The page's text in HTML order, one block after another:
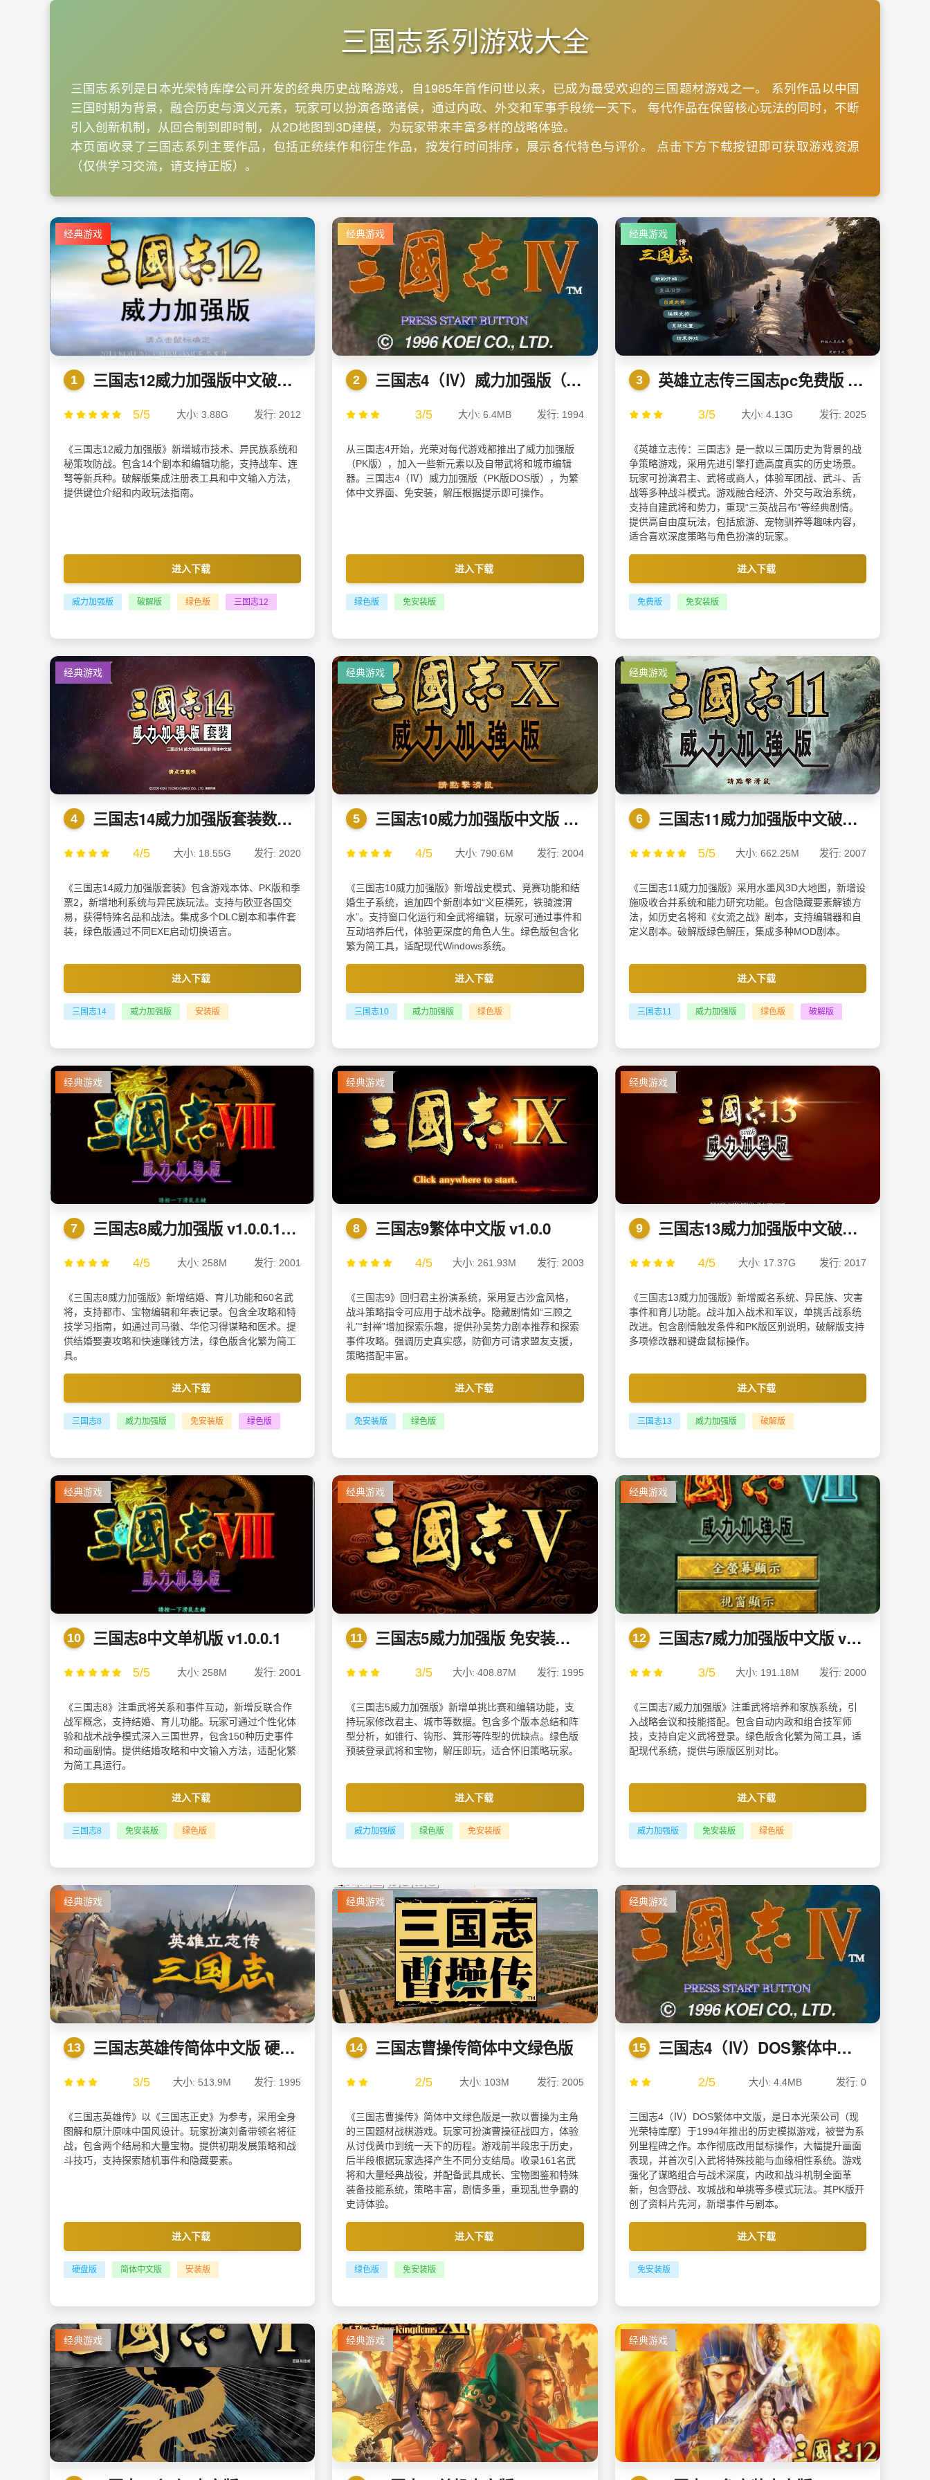
三国志系列游戏大全
三国志系列是日本光荣特库摩公司开发的经典历史战略游戏，自1985年首作问世以来，已成为最受欢迎的三国题材游戏之一。 系列作品以中国
三国时期为背景，融合历史与演义元素，玩家可以扮演各路诸侯，通过内政、外交和军事手段统一天下。 每代作品在保留核心玩法的同时，不断
引入创新机制，从回合制到即时制，从2D地图到3D建模，为玩家带来丰富多样的战略体验。
本页面收录了三国志系列主要作品，包括正统续作和衍生作品，按发行时间排序，展示各代特色与评价。 点击下方下载按钮即可获取游戏资源
（仅供学习交流，请支持正版）。
经典游戏
1 三国志12威力加强版中文破解版 v6.0绿色版
5/5 大小: 3.88G 发行: 2012
《三国志12威力加强版》新增城市技术、异民族系统和
秘策攻防战。包含14个剧本和编辑功能，支持战车、连
弩等新兵种。破解版集成注册表工具和中文输入方法，
提供键位介绍和内政玩法指南。
进入下载
威力加强版 破解版 绿色版 三国志12
经典游戏
2 三国志4（Ⅳ）威力加强版（PK版DOS版）
3/5 大小: 6.4MB 发行: 1994
从三国志4开始，光荣对每代游戏都推出了威力加强版
（PK版），加入一些新元素以及自带武将和城市编辑
器。三国志4（Ⅳ）威力加强版（PK版DOS版），为繁
体中文界面、免安装，解压根据提示即可操作。
进入下载
绿色版 免安装版
经典游戏
3 英雄立志传三国志pc免费版 v0.59.27
3/5 大小: 4.13G 发行: 2025
《英雄立志传：三国志》是一款以三国历史为背景的战
争策略游戏，采用先进引擎打造高度真实的历史场景。
玩家可扮演君主、武将或商人，体验军团战、武斗、舌
战等多种战斗模式。游戏融合经济、外交与政治系统，
支持自建武将和势力，重现“三英战吕布”等经典剧情。
提供高自由度玩法，包括旅游、宠物驯养等趣味内容，
适合喜欢深度策略与角色扮演的玩家。
进入下载
免费版 免安装版
经典游戏
4 三国志14威力加强版套装数字豪华版 v1.0.10.0绿色版
4/5 大小: 18.55G 发行: 2020
《三国志14威力加强版套装》包含游戏本体、PK版和季
票2，新增地利系统与异民族玩法。支持与欧亚各国交
易，获得特殊名品和战法。集成多个DLC剧本和事件套
装，绿色版通过不同EXE启动切换语言。
进入下载
三国志14 威力加强版 安装版
经典游戏
5 三国志10威力加强版中文版 v1.3.0.0绿色版
4/5 大小: 790.6M 发行: 2004
《三国志10威力加强版》新增战史模式、竞赛功能和结
婚生子系统，追加四个新剧本如“义臣横死，铁骑渡渭
水”。支持窗口化运行和全武将编辑，玩家可通过事件和
互动培养后代，体验更深度的角色人生。绿色版包含化
繁为简工具，适配现代Windows系统。
进入下载
三国志10 威力加强版 绿色版
经典游戏
6 三国志11威力加强版中文破解版 v1.1.0.0绿色版
5/5 大小: 662.25M 发行: 2007
《三国志11威力加强版》采用水墨风3D大地图，新增设
施吸收合并系统和能力研究功能。包含隐藏要素解锁方
法，如历史名将和《女流之战》剧本，支持编辑器和自
定义剧本。破解版绿色解压，集成多种MOD剧本。
进入下载
三国志11 威力加强版 绿色版 破解版
经典游戏
7 三国志8威力加强版 v1.0.0.1免安装绿色版
4/5 大小: 258M 发行: 2001
《三国志8威力加强版》新增结婚、育儿功能和60名武
将，支持都市、宝物编辑和年表记录。包含全攻略和特
技学习指南，如通过司马徽、华佗习得谋略和医术。提
供结婚娶妻攻略和快速赚钱方法，绿色版含化繁为简工
具。
进入下载
三国志8 威力加强版 免安装版 绿色版
经典游戏
8 三国志9繁体中文版 v1.0.0
4/5 大小: 261.93M 发行: 2003
《三国志9》回归君主扮演系统，采用复古沙盒风格，
战斗策略指令可应用于战术战争。隐藏剧情如“三顾之
礼”“封禅”增加探索乐趣，提供孙吴势力剧本推荐和探索
事件攻略。强调历史真实感，防御方可请求盟友支援，
策略搭配丰富。
进入下载
免安装版 绿色版
经典游戏
9 三国志13威力加强版中文破解版 v1.0.4.0
4/5 大小: 17.37G 发行: 2017
《三国志13威力加强版》新增威名系统、异民族、灾害
事件和育儿功能。战斗加入战术和军议，单挑舌战系统
改进。包含剧情触发条件和PK版区别说明，破解版支持
多项修改器和键盘鼠标操作。
进入下载
三国志13 威力加强版 破解版
经典游戏
10 三国志8中文单机版 v1.0.0.1
5/5 大小: 258M 发行: 2001
《三国志8》注重武将关系和事件互动，新增反联合作
战军概念，支持结婚、育儿功能。玩家可通过个性化体
验和战术战争模式深入三国世界，包含150种历史事件
和动画剧情。提供结婚攻略和中文输入方法，适配化繁
为简工具运行。
进入下载
三国志8 免安装版 绿色版
经典游戏
11 三国志5威力加强版 免安装绿色版
3/5 大小: 408.87M 发行: 1995
《三国志5威力加强版》新增单挑比赛和编辑功能，支
持玩家修改君主、城市等数据。包含多个版本总结和阵
型分析，如锥行、钩形、箕形等阵型的优缺点。绿色版
预装登录武将和宝物，解压即玩，适合怀旧策略玩家。
进入下载
威力加强版 绿色版 免安装版
经典游戏
12 三国志7威力加强版中文版 v1.0.0免安装绿色版
3/5 大小: 191.18M 发行: 2000
《三国志7威力加强版》注重武将培养和家族系统，引
入战略会议和技能搭配。包含自动内政和组合技军师
技，支持自定义武将登录。绿色版含化繁为简工具，适
配现代系统，提供与原版区别对比。
进入下载
威力加强版 免安装版 绿色版
经典游戏
13 三国志英雄传简体中文版 硬盘版
3/5 大小: 513.9M 发行: 1995
《三国志英雄传》以《三国志正史》为参考，采用全身
图解和原汁原味中国风设计。玩家扮演刘备带领名将征
战，包含两个结局和大量宝物。提供初期发展策略和战
斗技巧，支持探索随机事件和隐藏要素。
进入下载
硬盘版 简体中文版 安装版
经典游戏
14 三国志曹操传简体中文绿色版
2/5 大小: 103M 发行: 2005
《三国志曹操传》简体中文绿色版是一款以曹操为主角
的三国题材战棋游戏。玩家可扮演曹操征战四方，体验
从讨伐黄巾到统一天下的历程。游戏前半段忠于历史，
后半段根据玩家选择产生不同分支结局。收录161名武
将和大量经典战役，并配备武具成长、宝物图鉴和特殊
装备技能系统，策略丰富，剧情多重，重现乱世争霸的
史诗体验。
进入下载
绿色版 免安装版
经典游戏
15 三国志4（Ⅳ）DOS繁体中文版
2/5 大小: 4.4MB 发行: 0
三国志4（Ⅳ）DOS繁体中文版，是日本光荣公司（现
光荣特库摩）于1994年推出的历史模拟游戏，被誉为系
列里程碑之作。本作彻底改用鼠标操作，大幅提升画面
表现，并首次引入武将特殊技能与血缘相性系统。游戏
强化了谋略组合与战术深度，内政和战斗机制全面革
新，包含野战、攻城战和单挑等多模式玩法。其PK版开
创了资料片先河，新增事件与剧本。
进入下载
免安装版
经典游戏 经典游戏 经典游戏